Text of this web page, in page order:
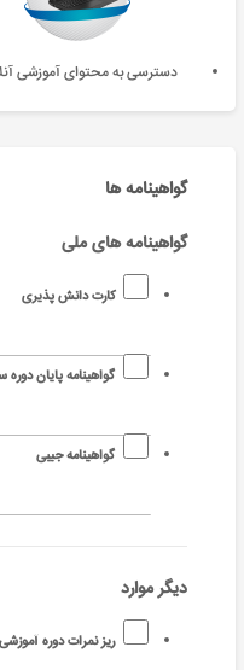
دسترسی به محتوای آموزشی
گواهینامه ها
گواهینامه های ملی
کارت دانش پذیری
گواهینامه پایان دوره
گواهینامه جیبی
دیگر موارد
ریز نمرات دوره آموزشی